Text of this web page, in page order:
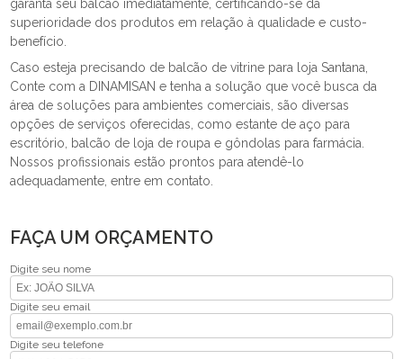
garanta seu balcão imediatamente, certificando-se da
superioridade dos produtos em relação à qualidade e custo-
benefício.
Caso esteja precisando de balcão de vitrine para loja Santana,
Conte com a DINAMISAN e tenha a solução que você busca da
área de soluções para ambientes comerciais, são diversas
opções de serviços oferecidas, como estante de aço para
escritório, balcão de loja de roupa e gôndolas para farmácia.
Nossos profissionais estão prontos para atendê-lo
adequadamente, entre em contato.
FAÇA UM ORÇAMENTO
Digite seu nome
Digite seu email
Digite seu telefone